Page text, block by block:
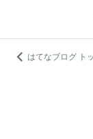
はてなブログ ト